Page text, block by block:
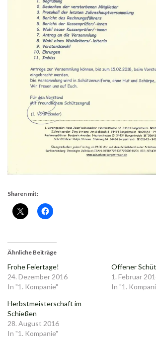
Sharen mit:
Ähnliche Beiträge
Frohe Feiertage!
24. Dezember 2016
In "1. Kompanie"
Offener
1. Februar
In "1.
Herbstmeisterschaft im
Schießen
28. August 2016
In "1. Kompanie"